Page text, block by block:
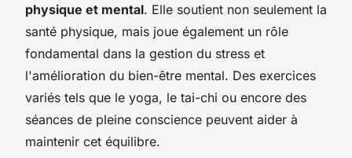
physique et mental. Elle soutient non seulement la
santé physique, mais joue également un rôle
fondamental dans la gestion du stress et
l'amélioration du bien-être mental. Des exercices
variés tels que le yoga, le tai-chi ou encore des
séances de pleine conscience peuvent aider à
maintenir cet équilibre.